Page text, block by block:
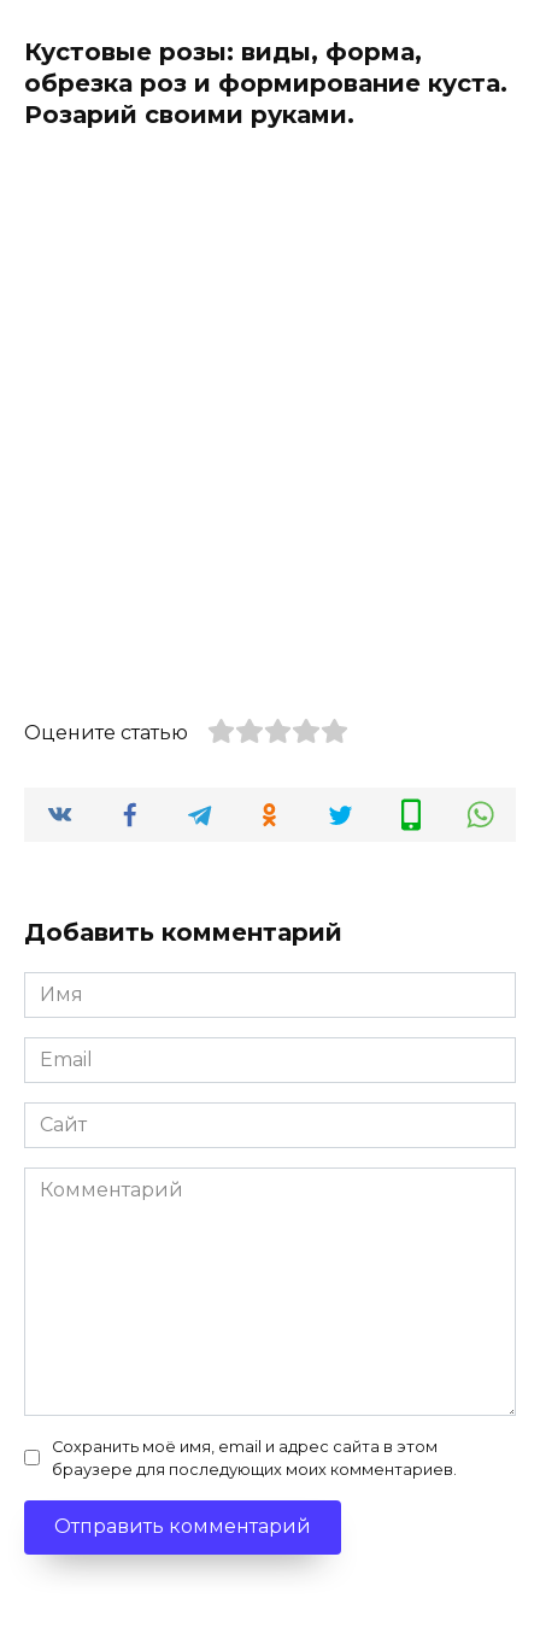
Кустовые розы: виды, форма,
обрезка роз и формирование куста.
Розарий своими руками.
Оцените статью
Добавить комментарий
Имя
*
Email
*
Сайт
Комментарий
Сохранить моё имя, email и адрес сайта в этом
браузере для последующих моих комментариев.